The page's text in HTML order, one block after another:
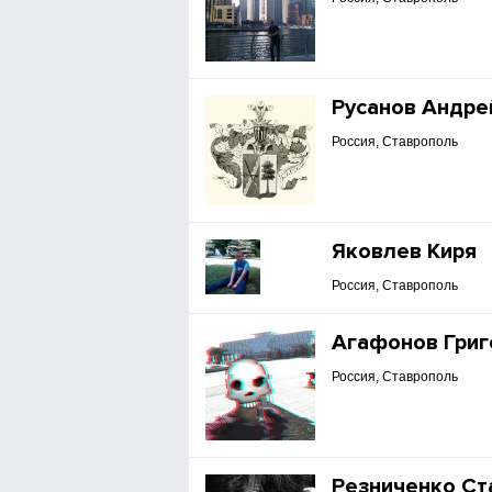
Русанов
Россия, Ставрополь
Яковлев Киря
Россия, Ставрополь
Агафонов
Россия, Ставрополь
Резниченко